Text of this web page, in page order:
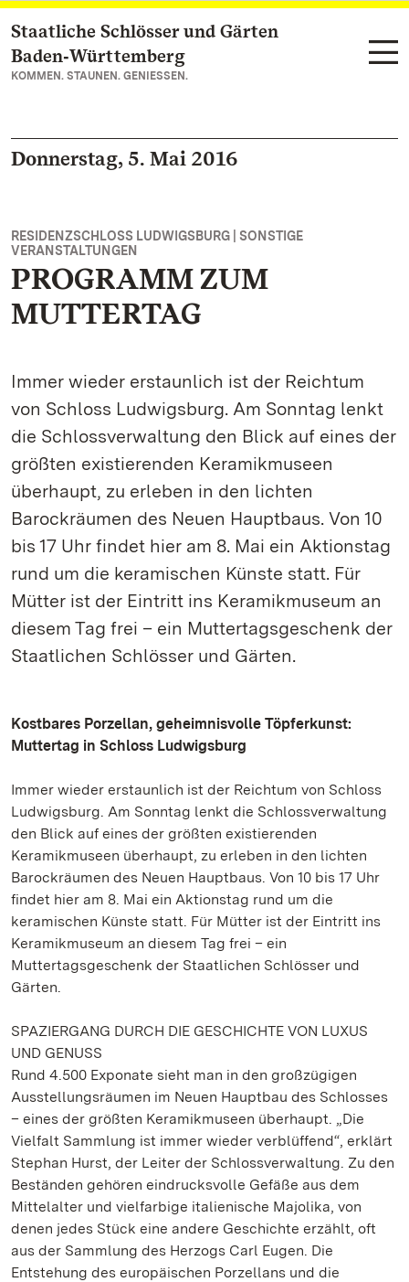
Zum Hauptinhalt springen
Staatliche Schlösser und Gärten
Baden‑Württemberg
KOMMEN. STAUNEN. GENIESSEN.
Donnerstag, 5. Mai 2016
RESIDENZSCHLOSS LUDWIGSBURG | SONSTIGE
VERANSTALTUNGEN
PROGRAMM ZUM
MUTTERTAG
Immer wieder erstaunlich ist der Reichtum
von Schloss Ludwigsburg. Am Sonntag lenkt
die Schlossverwaltung den Blick auf eines der
größten existierenden Keramikmuseen
überhaupt, zu erleben in den lichten
Barockräumen des Neuen Hauptbaus. Von 10
bis 17 Uhr findet hier am 8. Mai ein Aktionstag
rund um die keramischen Künste statt. Für
Mütter ist der Eintritt ins Keramikmuseum an
diesem Tag frei – ein Muttertagsgeschenk der
Staatlichen Schlösser und Gärten.
Kostbares Porzellan, geheimnisvolle Töpferkunst:
Muttertag in Schloss Ludwigsburg
Immer wieder erstaunlich ist der Reichtum von Schloss
Ludwigsburg. Am Sonntag lenkt die Schlossverwaltung
den Blick auf eines der größten existierenden
Keramikmuseen überhaupt, zu erleben in den lichten
Barockräumen des Neuen Hauptbaus. Von 10 bis 17 Uhr
findet hier am 8. Mai ein Aktionstag rund um die
keramischen Künste statt. Für Mütter ist der Eintritt ins
Keramikmuseum an diesem Tag frei – ein
Muttertagsgeschenk der Staatlichen Schlösser und
Gärten.
SPAZIERGANG DURCH DIE GESCHICHTE VON LUXUS
UND GENUSS
Rund 4.500 Exponate sieht man in den großzügigen
Ausstellungsräumen im Neuen Hauptbau des Schlosses
– eines der größten Keramikmuseen überhaupt. „Die
Vielfalt Sammlung ist immer wieder verblüffend“, erklärt
Stephan Hurst, der Leiter der Schlossverwaltung. Zu den
Beständen gehören eindrucksvolle Gefäße aus dem
Mittelalter und vielfarbige italienische Majolika, von
denen jedes Stück eine andere Geschichte erzählt, oft
aus der Sammlung des Herzogs Carl Eugen. Die
Entstehung des europäischen Porzellans und die